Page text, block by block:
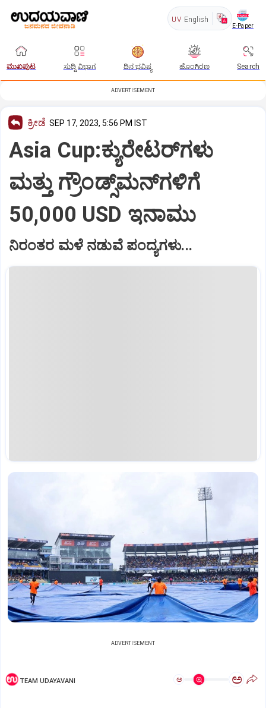
UV English
E-Paper
ಮುಖಪುಟ ಸುದ್ದಿ ವಿಭಾಗ ದಿನ ಭವಿಷ್ಯ ಹೊಂಗಿರಣ Search
ADVERTISEMENT
ಕ್ರೀಡೆ SEP 17, 2023, 5:56 PM IST
Asia Cup:ಕ್ಯುರೇಟರ್‌ಗಳು
ಮತ್ತು ಗ್ರೌಂಡ್ಸ್‌ಮನ್‌ಗಳಿಗೆ
50,000 USD ಇನಾಮು
ನಿರಂತರ ಮಳೆ ನಡುವೆ ಪಂದ್ಯಗಳು...
ADVERTISEMENT
TEAM UDAYAVANI ಅ ಅ